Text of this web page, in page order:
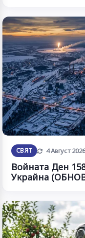
СВЯТ Обновена
4 Август
Войната Ден
Украйна